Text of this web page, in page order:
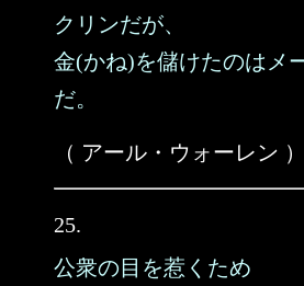
クリンだが、
金(かね)を儲けたのはメ
だ。
（ アール・ウォーレン ）
25.
公衆の目を惹くため